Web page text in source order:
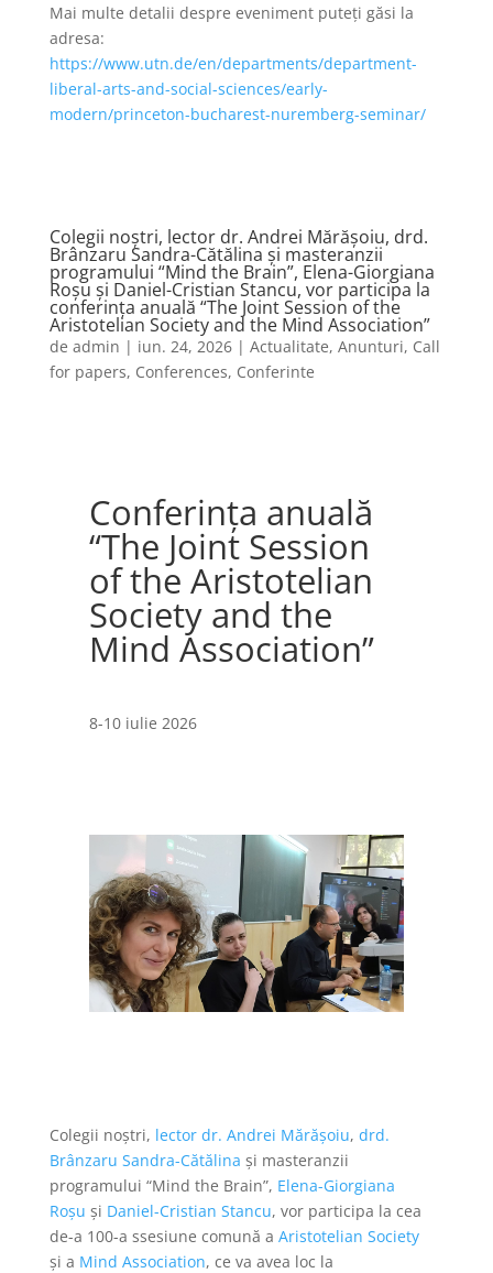
Mai multe detalii despre eveniment puteți găsi la
adresa:
https://www.utn.de/en/departments/department-
liberal-arts-and-social-sciences/early-
modern/princeton-bucharest-nuremberg-seminar/
Colegii noştri, lector dr. Andrei Mărăşoiu, drd.
Brânzaru Sandra-Cătălina şi masteranzii
programului “Mind the Brain”, Elena-Giorgiana
Roşu şi Daniel-Cristian Stancu, vor participa la
conferinţa anuală “The Joint Session of the
Aristotelian Society and the Mind Association”
de admin | iun. 24, 2026| Actualitate, Anunturi, Call
for papers, Conferences, Conferinte
Conferinţa anuală
“The Joint Session
of the Aristotelian
Society and the
Mind Association”
8-10 iulie 2026
Colegii noştri, lector dr. Andrei Mărăşoiu, drd.
Brânzaru Sandra-Cătălina şi masteranzii
programului “Mind the Brain”, Elena-Giorgiana
Roşu şi Daniel-Cristian Stancu, vor participa la cea
de-a 100-a ssesiune comună a Aristotelian Society
și a Mind Association, ce va avea loc la